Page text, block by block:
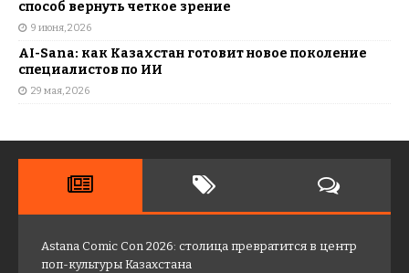
способ вернуть четкое зрение
9 июня, 2026
AI-Sana: как Казахстан готовит новое поколение
специалистов по ИИ
29 мая, 2026
Astana Comic Con 2026: столица превратится в центр
поп-культуры Казахстана